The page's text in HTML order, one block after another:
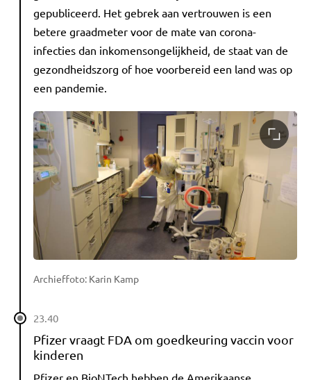
gepubliceerd. Het gebrek aan vertrouwen is een
betere graadmeter voor de mate van corona-
infecties dan inkomensongelijkheid, de staat van de
gezondheidszorg of hoe voorbereid een land was op
een pandemie.
Archieffoto: Karin Kamp
23.40
Pfizer vraagt FDA om goedkeuring vaccin voor
kinderen
Pfizer en BioNTech hebben de Amerikaanse